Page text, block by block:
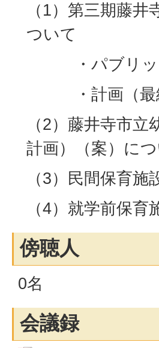
（1）第三期藤
ついて
・パブリック
・計画（最
（2）藤井寺市
計画）（案）に
（3）民間保育
（4）就学前保
傍聴人
0名
会議録